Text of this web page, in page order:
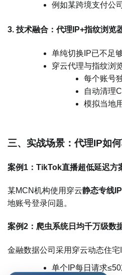
例如某跨境支付公
​3. 技术融合：代理IP+指纹浏览
单纯切换IP已不足够
穿云代理与指纹浏
每个账号
自动清理
模拟当地
三、实战场景：代理IP如
案例1：TikTok直播超低延迟方
某MCN机构使用穿云​​静态专线IP​
地账号登录问题。
案例2：爬虫系统日均千万级数
金融数据公司采用穿云动态住宅
单个IP每日请求≤50